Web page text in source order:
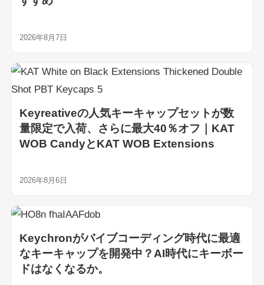
2026年8月7日
Keyreativeの人気キーキャップセットが数
量限定で入荷、さらに最大40％オフ｜KAT
WOB CandyとKAT WOB Extensions
2026年8月6日
Keychronがバイブコーディング時代に最適
なキーキャップを開発中？AI時代にキーボー
ドはなくなるか。